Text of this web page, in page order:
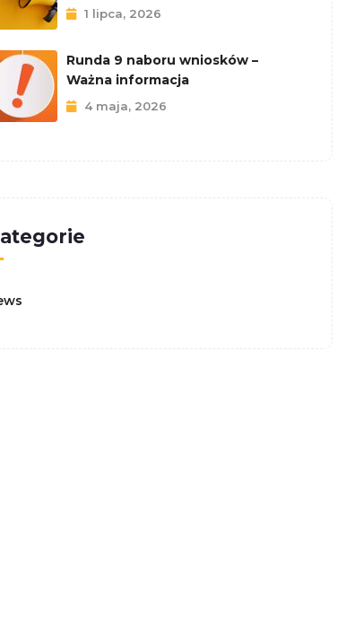
1 lipca, 2026
Runda 9 naboru wniosków –
Ważna informacja
4 maja, 2026